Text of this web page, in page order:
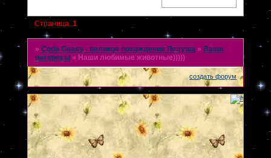
Страница: 1
» Code Geass - великое похождение Лелуша » Ваши
интересы » Наши любимые животные)))))
создать форум